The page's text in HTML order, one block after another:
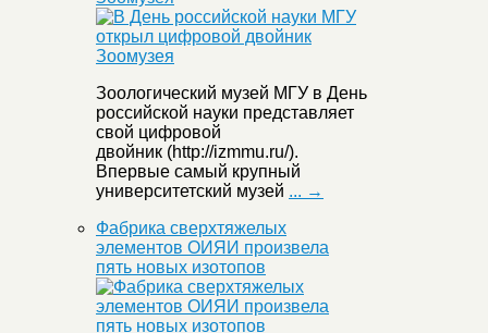
Зоологический музей МГУ в День
российской науки представляет
свой цифровой
двойник (http://izmmu.ru/).
Впервые самый крупный
университетский музей ... →
Фабрика сверхтяжелых
элементов ОИЯИ произвела
пять новых изотопов